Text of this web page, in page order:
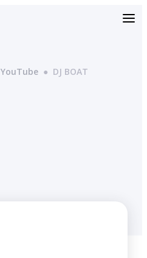
YouTube ● DJ BOAT